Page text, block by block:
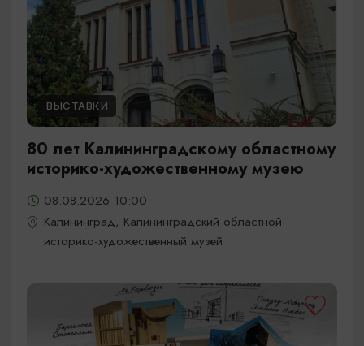
ВЫСТАВКИ
80 лет Калининградскому областному
историко-художественному музею
08.08.2026 10:00
Калининград, Калининградский областной
историко-художественный музей